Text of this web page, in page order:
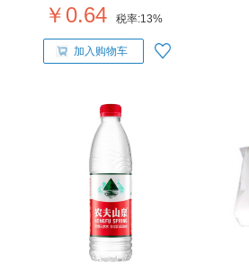
￥0.64 税率:13%
加入购物车